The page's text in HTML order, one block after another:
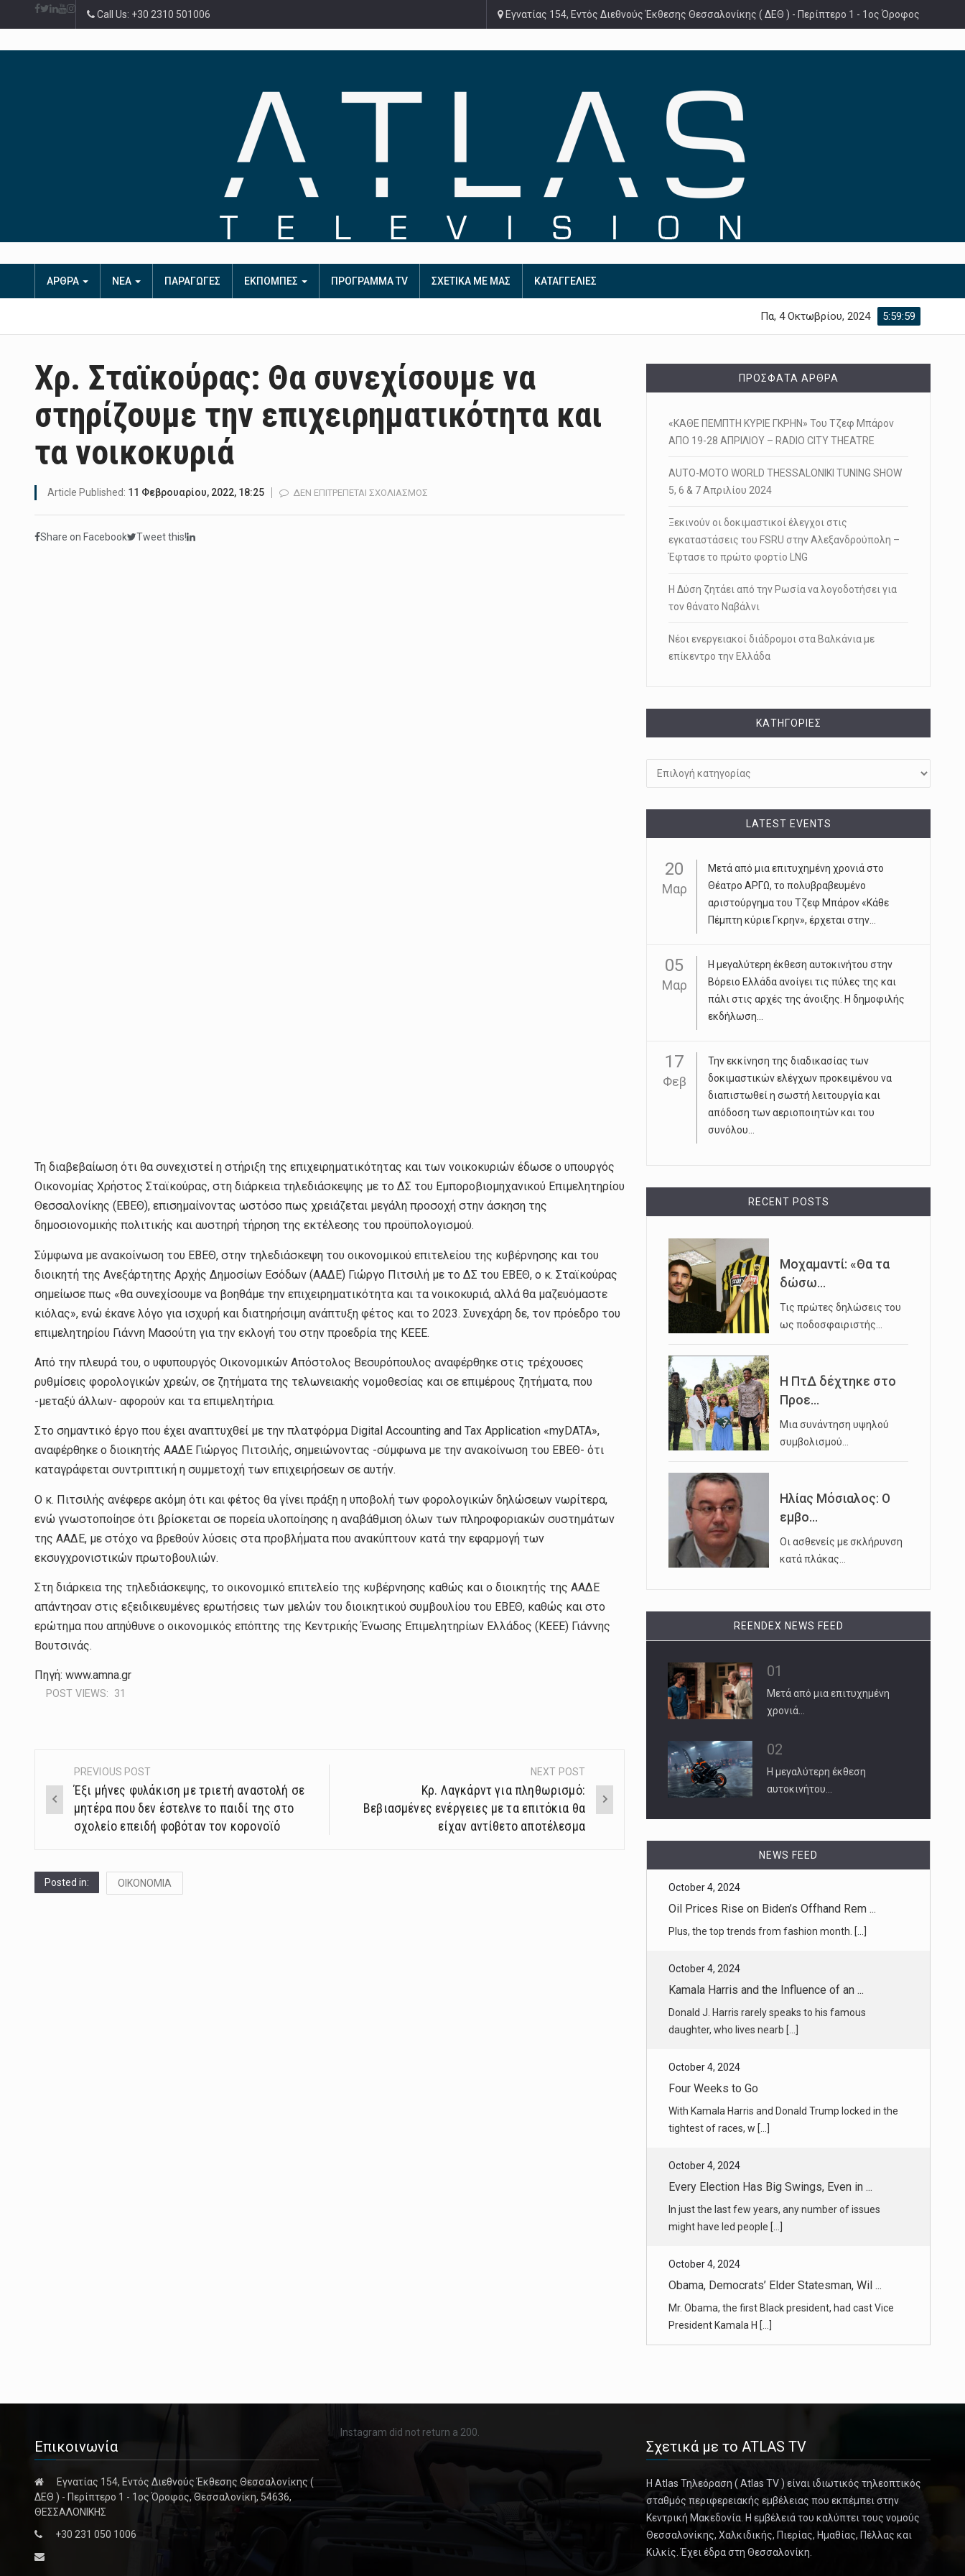
Call Us: +30 2310 501006 Εγνατίας 154, Εντός Διεθνούς Έκθεσης Θεσσαλονίκης ( ΔΕΘ ) - Περίπτερο 1 - 1ος Όροφος
ΑΡΘΡΑ ΝΕΑ ΠΑΡΑΓΩΓΕΣ ΕΚΠΟΜΠΕΣ ΠΡΟΓΡΑΜΜΑ TV ΣΧΕΤΙΚΑ ΜΕ ΜΑΣ ΚΑΤΑΓΓΕΛΙΕΣ
6:00:00
Πα, 4 Οκτωβρίου, 2024
Χρ. Σταϊκούρας: Θα συνεχίσουμε να
στηρίζουμε την επιχειρηματικότητα και
τα νοικοκυριά
Article Published: 11 Φεβρουαρίου, 2022, 18:25 ΔΕΝ ΕΠΙΤΡΈΠΕΤΑΙ ΣΧΟΛΙΑΣΜΌΣ
Share on Facebook Tweet this!
Τη διαβεβαίωση ότι θα συνεχιστεί η στήριξη της επιχειρηματικότητας και των νοικοκυριών έδωσε ο υπουργός
Οικονομίας Χρήστος Σταϊκούρας, στη διάρκεια τηλεδιάσκεψης με το ΔΣ του Εμποροβιομηχανικού Επιμελητηρίου
Θεσσαλονίκης (ΕΒΕΘ), επισημαίνοντας ωστόσο πως χρειάζεται μεγάλη προσοχή στην άσκηση της
δημοσιονομικής πολιτικής και αυστηρή τήρηση της εκτέλεσης του προϋπολογισμού.
Σύμφωνα με ανακοίνωση του ΕΒΕΘ, στην τηλεδιάσκεψη του οικονομικού επιτελείου της κυβέρνησης και του
διοικητή της Ανεξάρτητης Αρχής Δημοσίων Εσόδων (ΑΑΔΕ) Γιώργο Πιτσιλή με το ΔΣ του ΕΒΕΘ, ο κ. Σταϊκούρας
σημείωσε πως «θα συνεχίσουμε να βοηθάμε την επιχειρηματικότητα και τα νοικοκυριά, αλλά θα μαζευόμαστε
κιόλας», ενώ έκανε λόγο για ισχυρή και διατηρήσιμη ανάπτυξη φέτος και το 2023. Συνεχάρη δε, τον πρόεδρο του
επιμελητηρίου Γιάννη Μασούτη για την εκλογή του στην προεδρία της ΚΕΕΕ.
Από την πλευρά του, ο υφυπουργός Οικονομικών Απόστολος Βεσυρόπουλος αναφέρθηκε στις τρέχουσες
ρυθμίσεις φορολογικών χρεών, σε ζητήματα της τελωνειακής νομοθεσίας και σε επιμέρους ζητήματα, που
-μεταξύ άλλων- αφορούν και τα επιμελητήρια.
Στο σημαντικό έργο που έχει αναπτυχθεί με την πλατφόρμα Digital Accounting and Tax Application «myDATA»,
αναφέρθηκε ο διοικητής ΑΑΔΕ Γιώργος Πιτσιλής, σημειώνοντας -σύμφωνα με την ανακοίνωση του ΕΒΕΘ- ότι
καταγράφεται συντριπτική η συμμετοχή των επιχειρήσεων σε αυτήν.
Ο κ. Πιτσιλής ανέφερε ακόμη ότι και φέτος θα γίνει πράξη η υποβολή των φορολογικών δηλώσεων νωρίτερα,
ενώ γνωστοποίησε ότι βρίσκεται σε πορεία υλοποίησης η αναβάθμιση όλων των πληροφοριακών συστημάτων
της ΑΑΔΕ, με στόχο να βρεθούν λύσεις στα προβλήματα που ανακύπτουν κατά την εφαρμογή των
εκσυγχρονιστικών πρωτοβουλιών.
Στη διάρκεια της τηλεδιάσκεψης, το οικονομικό επιτελείο της κυβέρνησης καθώς και ο διοικητής της ΑΑΔΕ
απάντησαν στις εξειδικευμένες ερωτήσεις των μελών του διοικητικού συμβουλίου του ΕΒΕΘ, καθώς και στο
ερώτημα που απηύθυνε ο οικονομικός επόπτης της Κεντρικής Ένωσης Επιμελητηρίων Ελλάδος (ΚΕΕΕ) Γιάννης
Βουτσινάς.
Πηγή: www.amna.gr
POST VIEWS: 31
Post
navigation
PREVIOUS POST
Έξι μήνες φυλάκιση με τριετή αναστολή σε
μητέρα που δεν έστελνε το παιδί της στο
σχολείο επειδή φοβόταν τον κορονοϊό
NEXT POST
Κρ. Λαγκάρντ για πληθωρισμό:
Βεβιασμένες ενέργειες με τα επιτόκια θα
είχαν αντίθετο αποτέλεσμα
Posted in: ΟΙΚΟΝΟΜΙΑ
ΠΡΌΣΦΑΤΑ ΆΡΘΡΑ
«ΚΑΘΕ ΠΕΜΠΤΗ ΚΥΡΙΕ ΓΚΡΗΝ» Του Τζεφ Μπάρον
ΑΠΟ 19-28 ΑΠΡΙΛΙΟΥ – RADIO CITY THEATRE
AUTO-MOTO WORLD THESSALONIKI TUNING SHOW
5, 6 & 7 Απριλίου 2024
Ξεκινούν οι δοκιμαστικοί έλεγχοι στις
εγκαταστάσεις του FSRU στην Αλεξανδρούπολη –
Έφτασε το πρώτο φορτίο LNG
Η Δύση ζητάει από την Ρωσία να λογοδοτήσει για
τον θάνατο Ναβάλνι
Νέοι ενεργειακοί διάδρομοι στα Βαλκάνια με
επίκεντρο την Ελλάδα
KΑΤΗΓΟΡΊΕΣ
LATEST EVENTS
20
Μαρ
Μετά από μια επιτυχημένη χρονιά στο
Θέατρο ΑΡΓΩ, το πολυβραβευμένο
αριστούργημα του Τζεφ Μπάρον «Κάθε
Πέμπτη κύριε Γκρην», έρχεται στην...
05
Μαρ
Η μεγαλύτερη έκθεση αυτοκινήτου στην
Βόρειο Ελλάδα ανοίγει τις πύλες της και
πάλι στις αρχές της άνοιξης. Η δημοφιλής
εκδήλωση...
17
Φεβ
Την εκκίνηση της διαδικασίας των
δοκιμαστικών ελέγχων προκειμένου να
διαπιστωθεί η σωστή λειτουργία και
απόδοση των αεριοποιητών και του
συνόλου...
RECENT POSTS
Μοχαμαντί: «Θα τα
δώσω...
Τις πρώτες δηλώσεις του
ως ποδοσφαιριστής…
Η ΠτΔ δέχτηκε στο
Προε...
Μια συνάντηση υψηλού
συμβολισμού…
Ηλίας Μόσιαλος: Ο
εμβο...
Οι ασθενείς με σκλήρυνση
κατά πλάκας…
REENDEX NEWS FEED
01
Μετά από μια επιτυχημένη
χρονιά…
02
Η μεγαλύτερη έκθεση
αυτοκινήτου…
NEWS FEED
October 4, 2024
Oil Prices Rise on Biden’s Offhand Rem ...
Plus, the top trends from fashion month. [...]
Donald J. Harris rarely speaks to his famous
daughter, who lives nearb [...]
October 4, 2024
With Kamala Harris and Donald Trump locked in the
October 4, 2024
In just the last few years, any number of issues
October 4, 2024
Mr. Obama, the first Black president, had cast Vice
October 4, 2024
A growing number of marijuana users in the U.S. are
October 4, 2024
The War in Darkness
Sonya Liakh was diagnosed with eye cancer at age 2.
Επικοινωνία
Εγνατίας 154, Εντός Διεθνούς Έκθεσης Θεσσαλονίκης (
ΔΕΘ ) - Περίπτερο 1 - 1ος Όροφος, Θεσσαλονίκη, 54636,
ΘΕΣΣΑΛΟΝΙΚΗΣ
+30 231 050 1006
Instagram did not return a 200.
Σχετικά με το ATLAS TV
Η Atlas Τηλεόραση ( Atlas TV ) είναι ιδιωτικός τηλεοπτικός
σταθμός περιφερειακής εμβέλειας που εκπέμπει στην
Κεντρική Μακεδονία. Η εμβέλειά του καλύπτει τους νομούς
Θεσσαλονίκης, Χαλκιδικής, Πιερίας, Ημαθίας, Πέλλας και
Κιλκίς. Έχει έδρα στη Θεσσαλονίκη.